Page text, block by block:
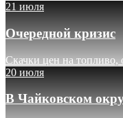
21 июля
Очередной кризис
Скачки цен на топливо,
20 июля
В Чайковском